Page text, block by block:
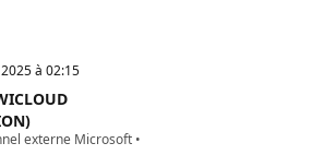
à 02:15
externe Microsoft •